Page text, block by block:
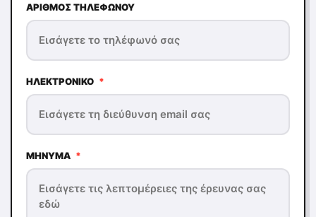
ΑΡΙΘΜΌΣ ΤΗΛΕΦΏΝΟΥ
ΗΛΕΚΤΡΟΝΙΚΌ *
ΜΉΝΥΜΑ *